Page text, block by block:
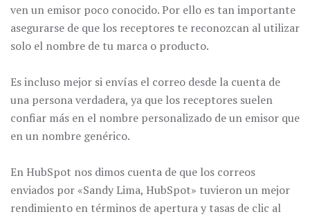
ven un emisor poco conocido. Por ello es tan importante
asegurarse de que los receptores te reconozcan al utilizar
solo el nombre de tu marca o producto.
Es incluso mejor si envías el correo desde la cuenta de
una persona verdadera, ya que los receptores suelen
confiar más en el nombre personalizado de un emisor que
en un nombre genérico.
En HubSpot nos dimos cuenta de que los correos
enviados por «Sandy Lima, HubSpot» tuvieron un mejor
rendimiento en términos de apertura y tasas de clic al